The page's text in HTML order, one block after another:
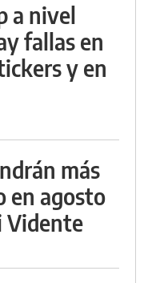
a nivel
fallas en
y en
más
en agosto
Vidente